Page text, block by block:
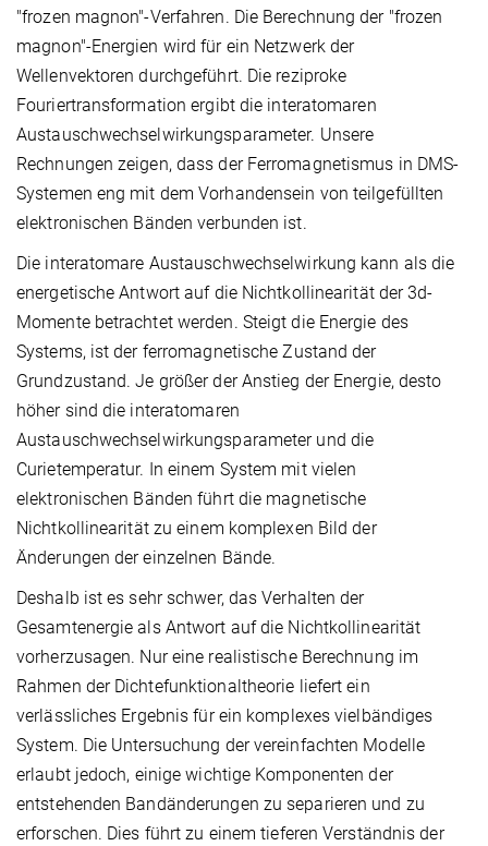
"frozen magnon"-Verfahren. Die Berechnung der "frozen
magnon"-Energien wird für ein Netzwerk der
Wellenvektoren durchgeführt. Die reziproke
Fouriertransformation ergibt die interatomaren
Austauschwechselwirkungsparameter. Unsere
Rechnungen zeigen, dass der Ferromagnetismus in DMS-
Systemen eng mit dem Vorhandensein von teilgefüllten
elektronischen Bänden verbunden ist.
Die interatomare Austauschwechselwirkung kann als die
energetische Antwort auf die Nichtkollinearität der 3d-
Momente betrachtet werden. Steigt die Energie des
Systems, ist der ferromagnetische Zustand der
Grundzustand. Je größer der Anstieg der Energie, desto
höher sind die interatomaren
Austauschwechselwirkungsparameter und die
Curietemperatur. In einem System mit vielen
elektronischen Bänden führt die magnetische
Nichtkollinearität zu einem komplexen Bild der
Änderungen der einzelnen Bände.
Deshalb ist es sehr schwer, das Verhalten der
Gesamtenergie als Antwort auf die Nichtkollinearität
vorherzusagen. Nur eine realistische Berechnung im
Rahmen der Dichtefunktionaltheorie liefert ein
verlässliches Ergebnis für ein komplexes vielbändiges
System. Die Untersuchung der vereinfachten Modelle
erlaubt jedoch, einige wichtige Komponenten der
entstehenden Bandänderungen zu separieren und zu
erforschen. Dies führt zu einem tieferen Verständnis der